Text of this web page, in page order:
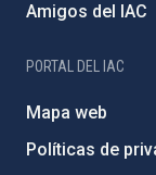
Amigos del IAC
PORTAL DEL IAC
Mapa web
Políticas de